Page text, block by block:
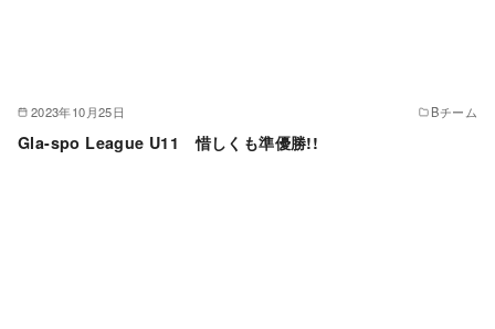
2023年10月25日 Bチーム
Gla-spo League U11 惜しくも準優勝!!